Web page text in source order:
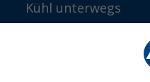
Kühl unterwegs